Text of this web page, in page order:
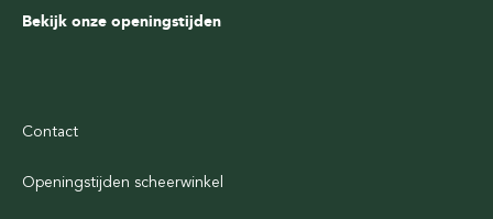
Bekijk onze openingstijden
Contact
Openingstijden scheerwinkel